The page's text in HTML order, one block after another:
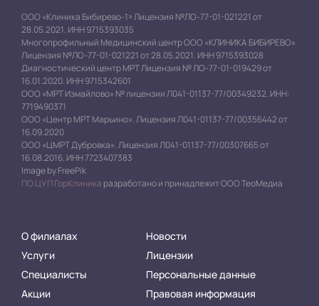
ООО «Клиника Бибирево-1» Лицензия №ЛО-77-01-021221 от
28.05.2021. ИНН 9715393035
Многопрофильный Медицинский центр ООО «КЛИНИКА БИБИРЕВО»
Лицензия №ЛО-77-01-021221 от 28.05.2021. ИНН 9715393028
Диагностический центр МРТ Лицензия № ЛО-77-01-019429 от
16.01.2020. ИНН 9715342601
ООО «МРТ Измайлово» № лицензии Л041-01137-77/00349232. ИНН:
7719490371
ООО «Центр МРТ Марьино». Лицензия Л041-01137-77/00356442 от
16.09.2020
ООО «ЦМРТ Дубровка». Лицензия Л041-01137-77/00307665 от
16.08.2016. ИНН 7723407383
Image by FreePik
ПО ЦУП ГорКлиника разработано и принадлежит ООО ТеоМедиа
О филиалах
Услуги
Специалисты
Акции
Новости
Лицензии
Персональные данные
Правовая информация